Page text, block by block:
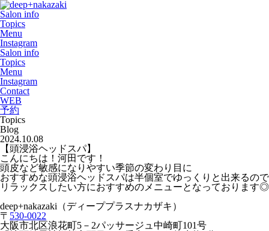
Salon info
Topics
Menu
Instagram
Salon info
Topics
Menu
Instagram
Contact
WEB
予約
Topics
Blog
2024.10.08
【頭浸浴ヘッドスパ】
こんにちは！河田です！
頭皮など敏感になりやすい季節の変わり目に
おすすめな頭浸浴ヘッドスパは半個室でゆっくりと出来るので
リラックスしたい方におすすめのメニューとなっております◎
deep+nakazaki （ディーププラスナカザキ）
〒 530-0022
大阪市北区浪花町5 － 2パッサージュ中崎町101号